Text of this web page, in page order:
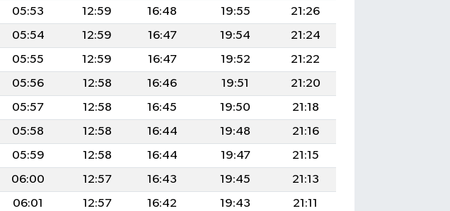
05:53 12:59 16:48 19:55
21:26
05:54 12:59 16:47 19:54
21:24
05:55 12:59 16:47 19:52
21:22
05:56 12:58 16:46 19:51
21:20
05:57 12:58 16:45 19:50
21:18
05:58 12:58 16:44 19:48
21:16
05:59 12:58 16:44 19:47
21:15
06:00 12:57 16:43 19:45
21:13
06:01 12:57 16:42 19:43
21:11